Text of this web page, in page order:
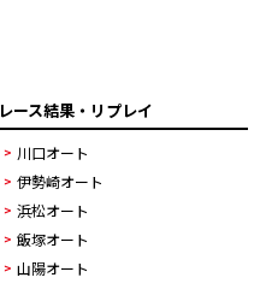
レース結果・リプレイ
川口オート
伊勢崎オート
浜松オート
飯塚オート
山陽オート